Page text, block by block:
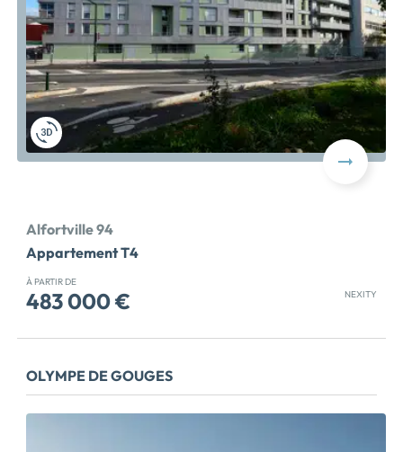
studio au 5P duplex, les appartements ont été conçus
pour offrir lumière naturelle, confort et qualité d'usage
: orientations Est/Ouest majoritaires, logements
traversants ou bi orientés et plans optimisés. Des
logements d'exception en duplex, situés aux derniers
étages, bénéficient de vues dégagées et de terrasses
exceptionnelles. Tous les appartements disposent d'un
espace extérieur privatif balcon, loggia, terrasse ou
jardin prolongeant agréablement l'espace de vie. Au
Alfortville 94
Appartement T4
À PARTIR DE
483 000 € NEXITY
dernier 4 pièces duplex disponible, prêt à être visité
nouvelle résidence située à proximité des commerces,
OLYMPE DE GOUGES